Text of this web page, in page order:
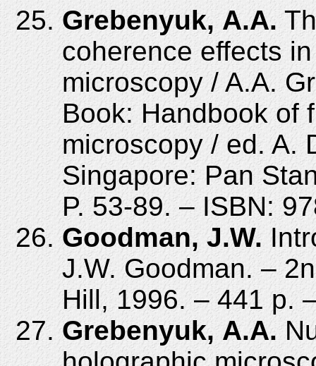
Grebenyuk, A.A.
coherence effects
microscopy / A.A.
Book: Handbook of
microscopy / ed. A.
Singapore: Pan
P. 53-89. – ISBN:
Goodman, J.W.
J.W. Goodman. –
Hill, 1996. – 441 p.
Grebenyuk, A.A.